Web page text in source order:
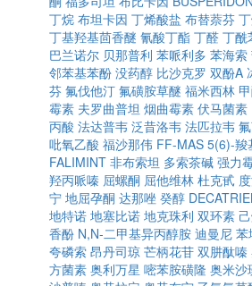
丁烷 布坦卡因 丁烯酸盐 布替萘芬
丁基羟基茴香醚 氰酸丁酯 丁醛 丁酰
巴兰诺尔 贝那普利 苯哌利多 苯海索
邻苯基苯酚 没药醇 比沙克罗 双酚A
芬 氟伐他汀 氟磺胺草醚 福米西林
霉素 夫罗曲普坦 烟曲霉素 伏马菌素
丙酸 法达普韦 泛昔洛韦 法匹拉韦
吡氧乙酸 福沙那伟 FF-MAS 5(6)-羧
FALIMINT 非布索坦 多索茶碱 强力
羟丙哌嗪 屈螺酮 屈他维林 杜克甙
宁 地屈孕酮 达那唑 癸醇
地特诺 地塞比诺 地克珠利 双环素
香酚 N,N-二甲基异丙醇胺 迪曼尼 苯
夸磷索 昂丹司琼 芒柄花苷 双肼酞嗪
方菌素 奥利万星 嘧苯胺磺隆 奥米沙